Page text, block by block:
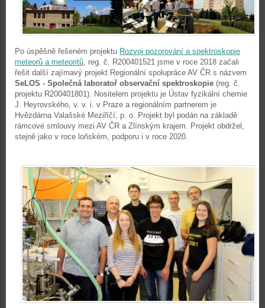
Po úspěšně řešeném projektu Rozvoj pozorování a spektroskopie
meteorů a meteoritů, reg. č. R200401521 jsme v roce 2018 začali
řešit další zajímavý projekt Regionální spolupráce AV ČR s názvem
SeLOS - Společná laboratoř observační spektroskopie (reg. č.
projektu R200401801). Nositelem projektu je Ústav fyzikální chemie
J. Heyrovského, v. v. i. v Praze a regionálním partnerem je
Hvězdárna Valašské Meziříčí, p. o. Projekt byl podán na základě
rámcové smlouvy mezi AV ČR a Zlínským krajem. Projekt obdržel,
stejně jako v roce loňském, podporu i v roce 2020.